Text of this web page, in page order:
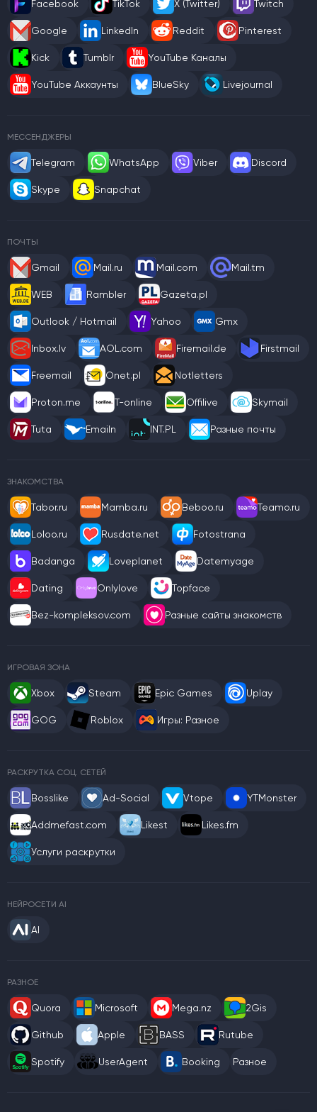
Facebook TikTok X (Twitter) Twitch
Google LinkedIn Reddit Pinterest
Kick Tumblr YouTube Каналы
YouTube Аккаунты BlueSky Livejournal
МЕССЕНДЖЕРЫ
Telegram WhatsApp Viber Discord
Skype Snapchat
ПОЧТЫ
Gmail Mail.ru Mail.com Mail.tm
WEB Rambler Gazeta.pl
Outlook / Hotmail Yahoo Gmx
Inbox.lv AOL.com Firemail.de Firstmail
Freemail Onet.pl Notletters
Proton.me T-online Offilive Skymail
Tuta Emailn INT.PL Разные почты
ЗНАКОМСТВА
Tabor.ru Mamba.ru Beboo.ru Teamo.ru
Loloo.ru Rusdate.net Fotostrana
Badanga Loveplanet Datemyage
Dating Onlylove Topface
Bez-kompleksov.com Разные сайты знакомств
ИГРОВАЯ ЗОНА
Xbox Steam Epic Games Uplay
GOG Roblox Игры: Разное
РАСКРУТКА СОЦ. СЕТЕЙ
Bosslike Ad-Social Vtope YTMonster
Addmefast.com Likest Likes.fm
Услуги раскрутки
НЕЙРОСЕТИ AI
AI
РАЗНОЕ
Quora Microsoft Mega.nz 2Gis
Github Apple BASS Rutube
Spotify UserAgent Booking Разное